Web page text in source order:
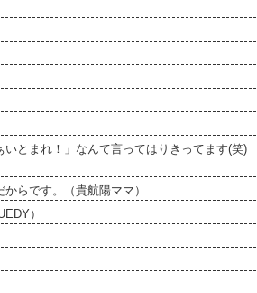
とまれ！」なんて言ってはりきってます(笑)
らです。（貴航陽ママ）
）